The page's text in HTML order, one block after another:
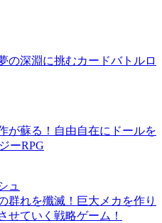
の深淵に挑むカードバトルロ
が蘇る！自由自在にドールを
ーRPG
ュ
群れを殲滅！巨大メカを作り
せていく戦略ゲーム！